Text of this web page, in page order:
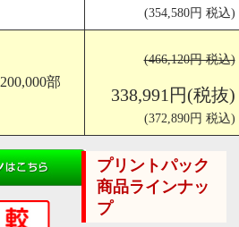
(354,580円 税込)
200,000部
(466,120円 税込)
338,991円(税抜)
(372,890円 税込)
プリントパック
商品ラインナッ
プ